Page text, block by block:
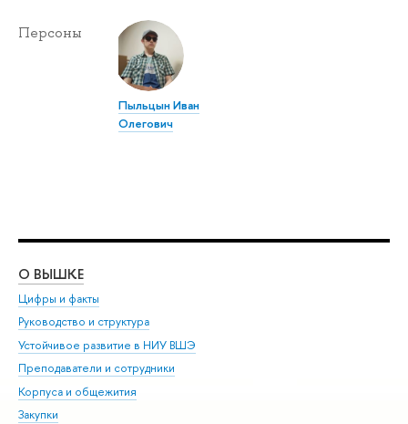
Персоны
Пыльцын Иван
Олегович
О ВЫШКЕ
Цифры и факты
Руководство и структура
Устойчивое развитие в НИУ ВШЭ
Преподаватели и сотрудники
Корпуса и общежития
Закупки